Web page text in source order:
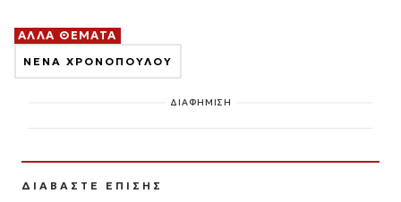
ΑΛΛΑ ΘΕΜΑΤΑ
ΝΕΝΑ ΧΡΟΝΟΠΟΥΛΟΥ
ΔΙΑΦΗΜΙΣΗ
ΔΙΑΒΑΣΤΕ ΕΠΙΣΗΣ